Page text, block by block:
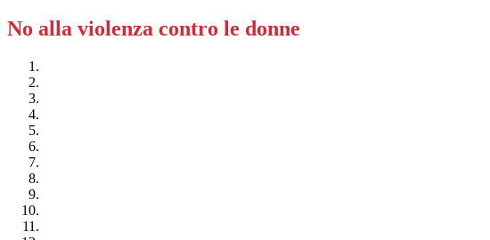
No alla violenza contro le donne